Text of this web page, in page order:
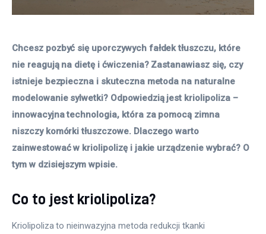
Więcej
Chcesz pozbyć się uporczywych fałdek tłuszczu, które
nie reagują na dietę i ćwiczenia? Zastanawiasz się, czy
istnieje bezpieczna i skuteczna metoda na naturalne
modelowanie sylwetki? Odpowiedzią jest kriolipoliza –
innowacyjna technologia, która za pomocą zimna
niszczy komórki tłuszczowe. Dlaczego warto
zainwestować w kriolipolizę i jakie urządzenie wybrać? O
tym w dzisiejszym wpisie.
Co to jest kriolipoliza?
Kriolipoliza to nieinwazyjna metoda redukcji tkanki